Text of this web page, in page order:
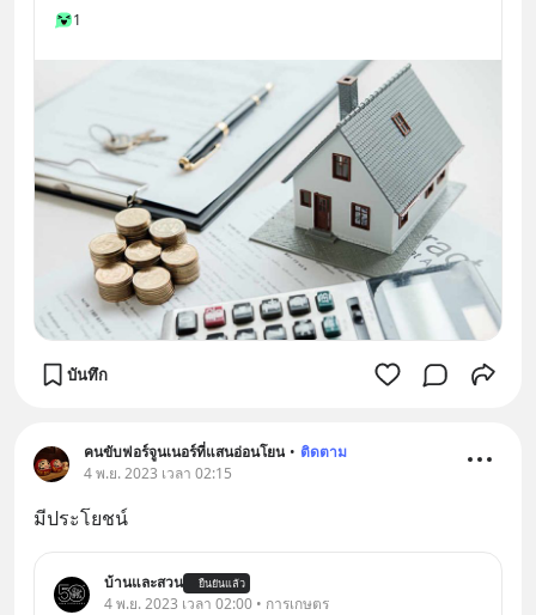
1
บันทึก
คนขับฟอร์จูนเนอร์ที่แสนอ่อนโยน • ติดตาม
4 พ.ย. 2023 เวลา 02:15
มีประโยชน์
บ้านและสวน ยืนยันแล้ว
4 พ.ย. 2023 เวลา 02:00 • การเกษตร